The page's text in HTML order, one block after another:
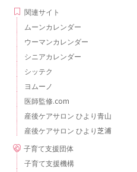
関連サイト
ムーンカレンダー
ウーマンカレンダー
シニアカレンダー
シッテク
ヨムーノ
医師監修.com
産後ケアサロン ひより青山
産後ケアサロン ひより芝浦
子育て支援団体
子育て支援機構